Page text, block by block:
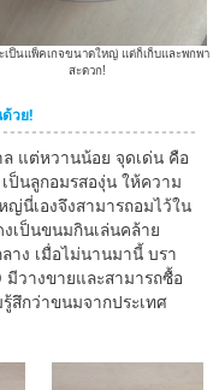
เป็นแพ็คเกจขนาดใหญ่ แต่ก็เก็บและพกพา
สะดวก!
วย!
แต่หวานน้อย จุดเด่น คือ
ป็นลูกอมรสองุ่น ให้ความ
นี่เองจึงสามารถอมไว้ใน
เป็นขนมกินเล่นคล้าย
าง เมื่อไม่นานมานี้ บรา
วางขายและสามารถซื้อ
สึกว่าขนมจากประเทศ